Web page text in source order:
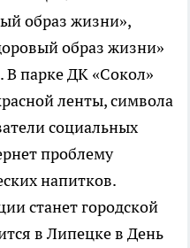
образ жизни»,
образ жизни»
В парке ДК «Сокол»
ленты, символа
социальных
проблему
напитков.
станет городской
в Липецке в День